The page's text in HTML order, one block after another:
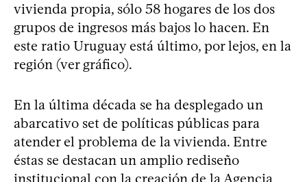
vivienda propia, sólo 58 hogares de los dos
grupos de ingresos más bajos lo hacen. En
este ratio Uruguay está último, por lejos, en la
región (ver gráfico).
En la última década se ha desplegado un
abarcativo set de políticas públicas para
atender el problema de la vivienda. Entre
éstas se destacan un amplio rediseño
institucional con la creación de la Agencia